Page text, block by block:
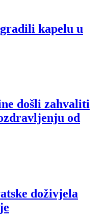
kapelu u
došli zahvaliti
od
doživjela